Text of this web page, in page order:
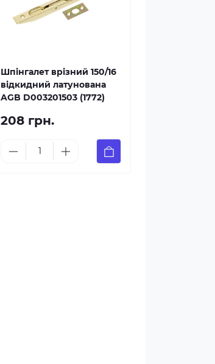
Шпінгалет врізний 150/16
відкидний латунована
AGB D003201503 (1772)
208 грн.